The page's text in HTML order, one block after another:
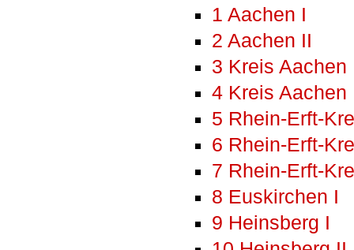
1 Aachen I
2 Aachen II
3 Kreis Aachen
4 Kreis Aachen
5 Rhein-Erft-
6 Rhein-Erft-
7 Rhein-Erft-
8 Euskirchen I
9 Heinsberg I